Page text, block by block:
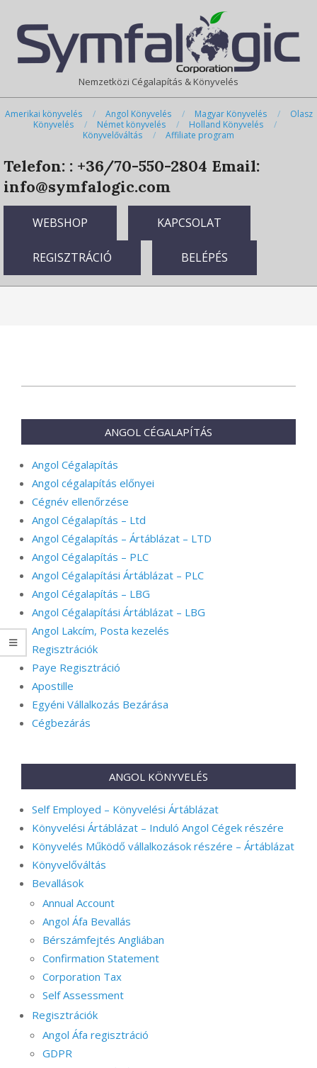
content
Navigation
Menu
Nemzetközi Cégalapítás & Könyvelés
Amerikai könyvelés Angol Könyvelés Magyar Könyvelés
Olasz
Könyvelés
Német könyvelés
Holland Könyvelés
Könyvelőváltás
Affiliate program
Telefon: : +36/70-550-2804 Email:
info@symfalogic.com
WEBSHOP KAPCSOLAT
REGISZTRÁCIÓ BELÉPÉS
ANGOL CÉGALAPÍTÁS
Angol Cégalapítás
Angol cégalapítás előnyei
Cégnév ellenőrzése
Angol Cégalapítás – Ltd
Angol Cégalapítás – Ártáblázat – LTD
Angol Cégalapítás – PLC
Angol Cégalapítási Ártáblázat – PLC
Angol Cégalapítás – LBG
Angol Cégalapítási Ártáblázat – LBG
Angol Lakcím, Posta kezelés
Regisztrációk
Paye Regisztráció
Apostille
Egyéni Vállalkozás Bezárása
Cégbezárás
ANGOL KÖNYVELÉS
Self Employed – Könyvelési Ártáblázat
Könyvelési Ártáblázat – Induló Angol Cégek részére
Könyvelés Működő vállalkozások részére – Ártáblázat
Könyvelőváltás
Bevallások
Annual Account
Angol Áfa Bevallás
Bérszámfejtés Angliában
Confirmation Statement
Corporation Tax
Self Assessment
Regisztrációk
Angol Áfa regisztráció
GDPR